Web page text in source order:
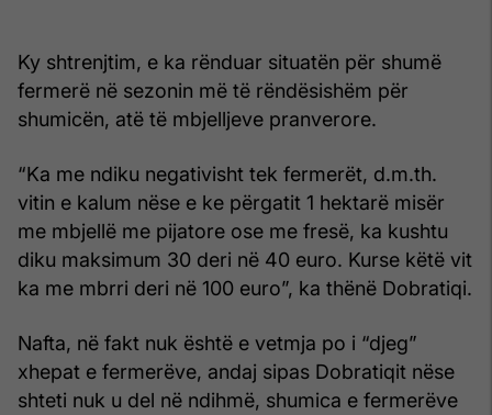
Ky shtrenjtim, e ka rënduar situatën për shumë
fermerë në sezonin më të rëndësishëm për
shumicën, atë të mbjelljeve pranverore.
“Ka me ndiku negativisht tek fermerët, d.m.th.
vitin e kalum nëse e ke përgatit 1 hektarë misër
me mbjellë me pijatore ose me fresë, ka kushtu
diku maksimum 30 deri në 40 euro. Kurse këtë vit
ka me mbrri deri në 100 euro”, ka thënë Dobratiqi.
Nafta, në fakt nuk është e vetmja po i “djeg”
xhepat e fermerëve, andaj sipas Dobratiqit nëse
shteti nuk u del në ndihmë, shumica e fermerëve